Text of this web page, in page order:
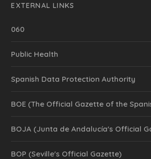
EXTERNAL LINKS
060
Public Health
Spanish Data Protection Authority
BOE (The Official Gazette of the
BOJA (Junta de Andalucía's Official
BOP (Seville's Official Gazette)